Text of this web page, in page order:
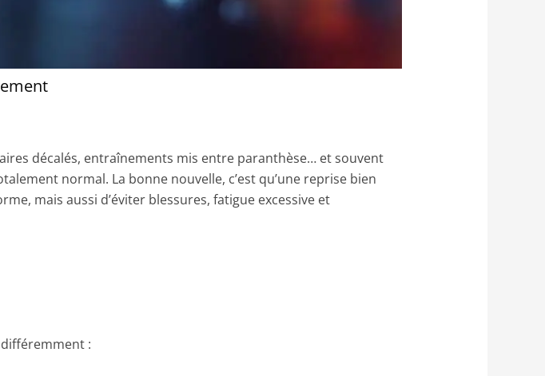
décalés, entraînements mis entre paranthèse… et souvent
normal. La bonne nouvelle, c’est qu’une reprise bien
mais aussi d’éviter blessures, fatigue excessive et
: